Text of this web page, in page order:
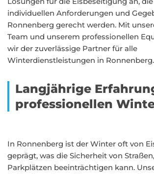
individuellen Anforderungen und
Ronnenberg gerecht werden. Mit
Team und unserem professionellen
wir der zuverlässige Partner für alle
Winterdienstleistungen in Ronnenberg.
Langjährige
professionellen
In Ronnenberg ist der Winter oft von
geprägt, was die Sicherheit von
Parkplätzen beeinträchtigen kann.